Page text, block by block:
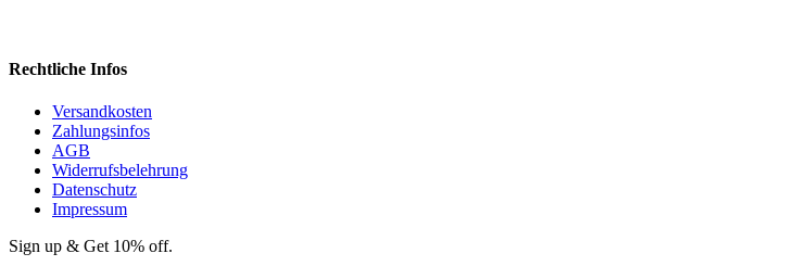
Rechtliche Infos
Versandkosten
Zahlungsinfos
AGB
Widerrufsbelehrung
Datenschutz
Impressum
Sign up & Get 10% off.